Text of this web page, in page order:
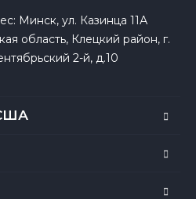
Минск, ул. Казинца 11А
область, Клецкий район, г.
2-й, д.10